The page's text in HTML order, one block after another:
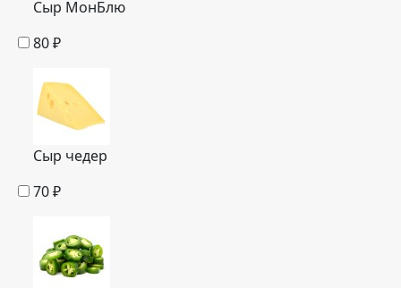
Сыр МонБлю
80₽
Сыр чедер
70₽